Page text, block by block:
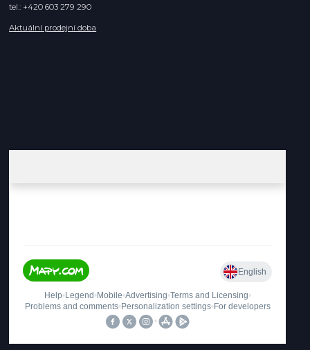
tel.: +420 603 279 290
Aktuální prodejní doba